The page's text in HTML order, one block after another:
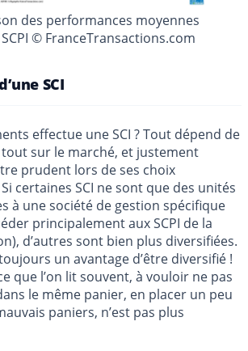
des performances moyennes
SCPI © FranceTransactions.com
SCI
effectue une SCI ? Tout dépend de
tout sur le marché, et justement
prudent lors de ses choix
certaines SCI ne sont que des unités
à une société de gestion spécifique
principalement aux SCPI de la
d’autres sont bien plus diversifiées.
un avantage d’être diversifié !
que l’on lit souvent, à vouloir ne pas
le même panier, en placer un peu
paniers, n’est pas plus